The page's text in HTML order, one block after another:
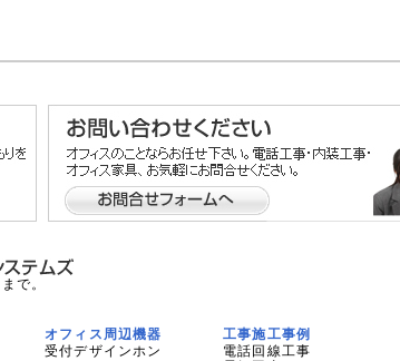
まで。
オフィス周辺機器
受付デザインホン
工事施工事例
電話回線工事